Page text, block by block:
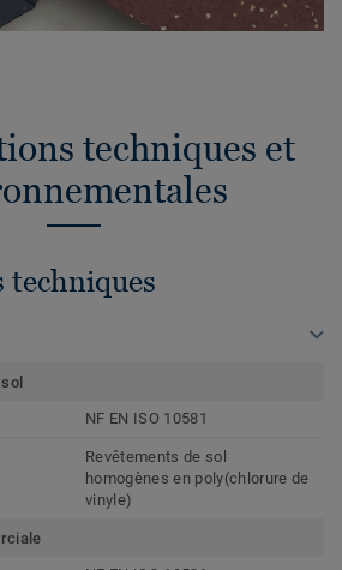
techniques et
techniques
NF EN ISO 10581
Revêtements de sol
homogènes en poly(chlorure de
vinyle)